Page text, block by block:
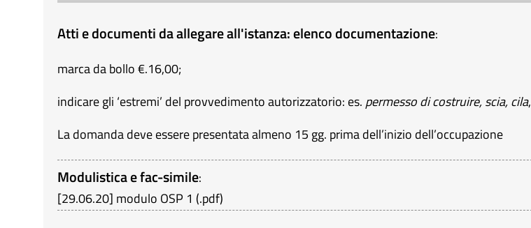
Atti e documenti da allegare all'istanza: elenco documentazione:
marca da bollo €.16,00;
indicare gli ‘estremi’ del provvedimento autorizzatorio: es. permesso di costruire, scia, cila,
La domanda deve essere presentata almeno 15 gg. prima dell’inizio dell’occupazione
Modulistica e fac-simile:
[29.06.20] modulo OSP 1 (.pdf)